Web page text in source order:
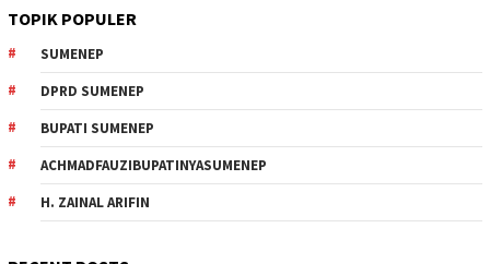
TOPIK POPULER
SUMENEP
DPRD SUMENEP
BUPATI SUMENEP
ACHMADFAUZIBUPATINYASUMENEP
H. ZAINAL ARIFIN